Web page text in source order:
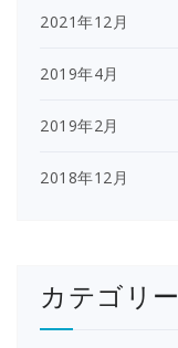
2021年12月
2019年4月
2019年2月
2018年12月
カテゴリー